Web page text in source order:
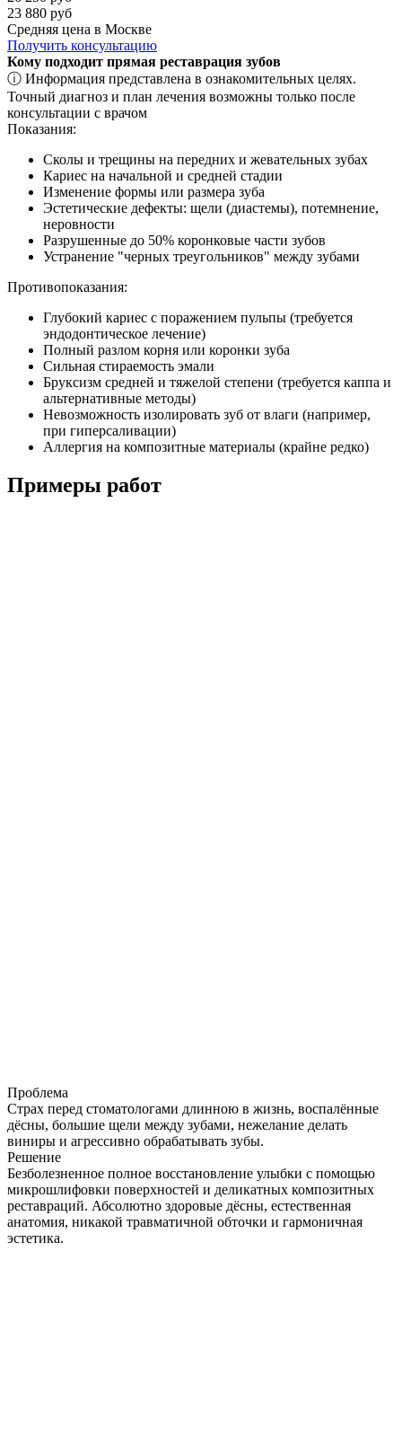
23 880 руб
Средняя цена в Москве
Получить консультацию
Кому подходит прямая реставрация зубов
ⓘ Информация представлена в ознакомительных целях.
Точный диагноз и план лечения возможны только после
консультации с врачом
Показания:
Сколы и трещины на передних и жевательных зубах
Кариес на начальной и средней стадии
Изменение формы или размера зуба
Эстетические дефекты: щели (диастемы), потемнение,
неровности
Разрушенные до 50% коронковые части зубов
Устранение "черных треугольников" между зубами
Противопоказания:
Глубокий кариес с поражением пульпы (требуется
эндодонтическое лечение)
Полный разлом корня или коронки зуба
Сильная стираемость эмали
Бруксизм средней и тяжелой степени (требуется каппа и
альтернативные методы)
Невозможность изолировать зуб от влаги (например,
при гиперсаливации)
Аллергия на композитные материалы (крайне редко)
Примеры работ
Проблема
Страх перед стоматологами длинною в жизнь, воспалённые
дёсны, большие щели между зубами, нежелание делать
виниры и агрессивно обрабатывать зубы.
Решение
Безболезненное полное восстановление улыбки с помощью
микрошлифовки поверхностей и деликатных композитных
реставраций. Абсолютно здоровые дёсны, естественная
анатомия, никакой травматичной обточки и гармоничная
эстетика.